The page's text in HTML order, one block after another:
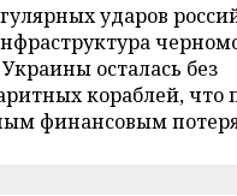
ударов
осталась без
кораблей, что
финансовым